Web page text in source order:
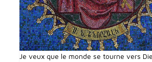
Je veux que le monde se tourne vers